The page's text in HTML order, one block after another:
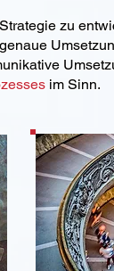
zu
im Sinn.